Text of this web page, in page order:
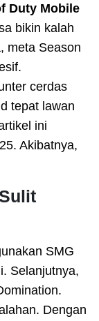
Duty Mobile
bikin kalah
meta Season
cerdas
tepat lawan
ini
Akibatnya,
SMG
Selanjutnya,
Dengan